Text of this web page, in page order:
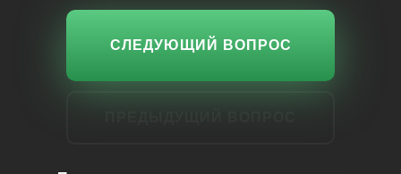
СЛЕДУЮЩИЙ ВОПРОС